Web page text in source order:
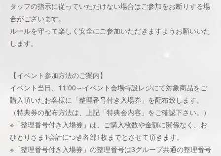
タッフの指示に従っていただけない場合はご参加をお断りする場
合がございます。
ルールを守って楽しく安全にご参加いただきますようお願いいた
します。
【イベント参加方法のご案内】
イベント当日、11:00～イベント会場特設レジにて対象商品をご
購入頂いたお客様に「整理番号付き入場券」を配布致します。
（特典券の配布方法は、上記「特典会内容」をご確認下さい。）
※「整理番号付き入場券」は、ご購入枚数や金額に関係なく、お
ひとりさま1会計につき各部1枚までとさせて頂きます。
※「整理番号付き入場券」の整理番号は3グループ共通の整理番号